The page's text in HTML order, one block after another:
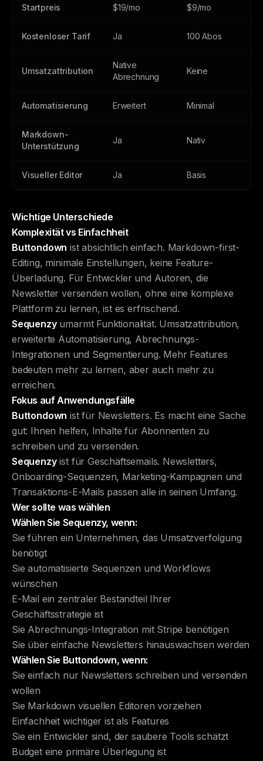
Startpreis $19/mo $9/mo
Kostenloser Tarif Ja 100 Abos
Umsatzattribution
Native
Abrechnung
Keine
Automatisierung Erweitert Minimal
Markdown-
Unterstützung
Ja Nativ
Visueller Editor Ja Basis
Wichtige Unterschiede
Komplexität vs Einfachheit
Buttondown ist absichtlich einfach. Markdown-first-
Editing, minimale Einstellungen, keine Feature-
Überladung. Für Entwickler und Autoren, die
Newsletter versenden wollen, ohne eine komplexe
Plattform zu lernen, ist es erfrischend.
Sequenzyumarmt Funktionalität. Umsatzattribution,
erweiterte Automatisierung, Abrechnungs-
Integrationen und Segmentierung. Mehr Features
bedeuten mehr zu lernen, aber auch mehr zu
erreichen.
Fokus auf Anwendungsfälle
Buttondown ist für Newsletters. Es macht eine Sache
gut: Ihnen helfen, Inhalte für Abonnenten zu
schreiben und zu versenden.
Sequenzyist für Geschäftsemails. Newsletters,
Onboarding-Sequenzen, Marketing-Kampagnen und
Transaktions-E-Mails passen alle in seinen Umfang.
Wer sollte was wählen
Wählen Sie Sequenzy, wenn:
Sie führen ein Unternehmen, das Umsatzverfolgung
benötigt
Sie automatisierte Sequenzen und Workflows
wünschen
E-Mail ein zentraler Bestandteil Ihrer
Geschäftsstrategie ist
Sie Abrechnungs-Integration mit Stripe benötigen
Sie über einfache Newsletters hinauswachsen werden
Wählen Sie Buttondown, wenn:
Sie einfach nur Newsletters schreiben und versenden
wollen
Sie Markdown visuellen Editoren vorziehen
Einfachheit wichtiger ist als Features
Sie ein Entwickler sind, der saubere Tools schätzt
Budget eine primäre Überlegung ist